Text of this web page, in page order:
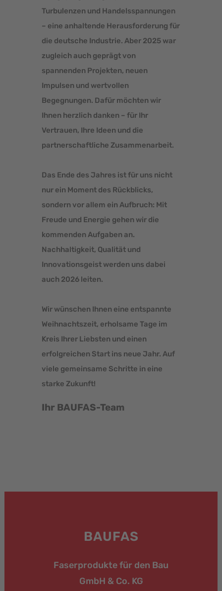
Turbulenzen und Handelsspannungen
– eine anhaltende Herausforderung für
die deutsche Industrie. Aber 2025 war
zugleich auch geprägt von
spannenden Projekten, neuen
Impulsen und wertvollen
Begegnungen. Dafür möchten wir
Ihnen herzlich danken – für Ihr
Vertrauen, Ihre Ideen und die
partnerschaftliche Zusammenarbeit.
Das Ende des Jahres ist für uns nicht
nur ein Moment des Rückblicks,
sondern vor allem ein Aufbruch: Mit
Freude und Energie gehen wir die
kommenden Aufgaben an.
Nachhaltigkeit, Qualität und
Innovationsgeist werden uns dabei
auch 2026 leiten.
Wir wünschen Ihnen eine entspannte
Weihnachtszeit, erholsame Tage im
Kreis Ihrer Liebsten und einen
erfolgreichen Start ins neue Jahr. Auf
viele gemeinsame Schritte in eine
starke Zukunft!
Ihr BAUFAS-Team
BAUFAS
Faserprodukte für den Bau
GmbH & Co. KG